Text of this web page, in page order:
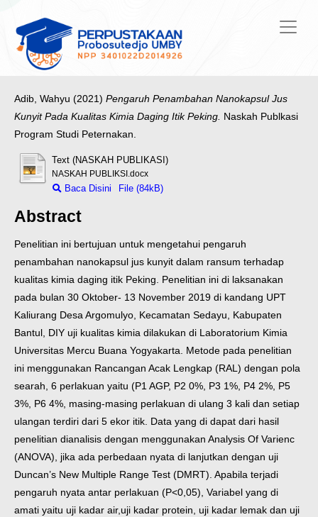
Adib, Wahyu (2021) Pengaruh Penambahan Nanokapsul Jus
Kunyit Pada Kualitas Kimia Daging Itik Peking. Naskah Publkasi
Program Studi Peternakan.
Text (NASKAH PUBLIKASI)
NASKAH PUBLIKSI.docx
Baca Disini File (84kB)
Abstract
Penelitian ini bertujuan untuk mengetahui pengaruh
penambahan nanokapsul jus kunyit dalam ransum terhadap
kualitas kimia daging itik Peking. Penelitian ini di laksanakan
pada bulan 30 Oktober- 13 November 2019 di kandang UPT
Kaliurang Desa Argomulyo, Kecamatan Sedayu, Kabupaten
Bantul, DIY uji kualitas kimia dilakukan di Laboratorium Kimia
Universitas Mercu Buana Yogyakarta. Metode pada penelitian
ini menggunakan Rancangan Acak Lengkap (RAL) dengan pola
searah, 6 perlakuan yaitu (P1 AGP, P2 0%, P3 1%, P4 2%, P5
3%, P6 4%, masing-masing perlakuan di ulang 3 kali dan setiap
ulangan terdiri dari 5 ekor itik. Data yang di dapat dari hasil
penelitian dianalisis dengan menggunakan Analysis Of Varienc
(ANOVA), jika ada perbedaan nyata di lanjutkan dengan uji
Duncan’s New Multiple Range Test (DMRT). Apabila terjadi
pengaruh nyata antar perlakuan (P<0,05), Variabel yang di
amati yaitu uji kadar air,uji kadar protein, uji kadar lemak dan uji